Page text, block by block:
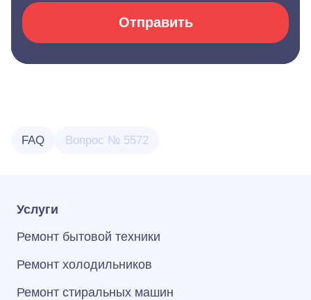
Отправить
FAQ Вопрос № 5572
Услуги
Ремонт бытовой техники
Ремонт холодильников
Ремонт стиральных машин